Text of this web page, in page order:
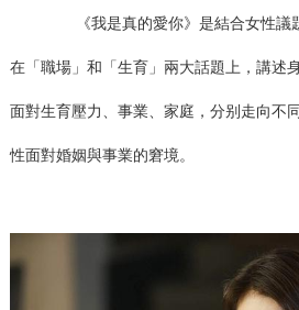
《我是真的愛你》是結合女性議
在「職場」和「生育」兩大話題上，講述
面對生育壓力、事業、家庭，分别走向不
性面對婚姻與事業的窘境。